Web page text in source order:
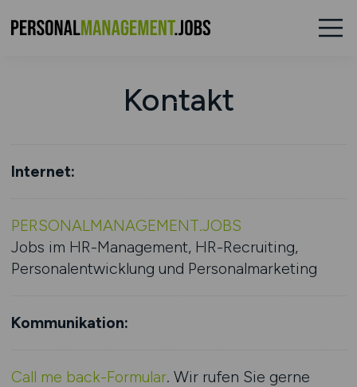
Kontakt
Internet:
PERSONALMANAGEMENT.JOBS
Jobs im HR-Management, HR-Recruiting,
Personalentwicklung und Personalmarketing
Kommunikation:
Call me back-Formular. Wir rufen Sie gerne